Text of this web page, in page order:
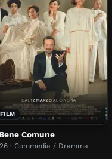
FILM
Comune
· Commedia / Dramma